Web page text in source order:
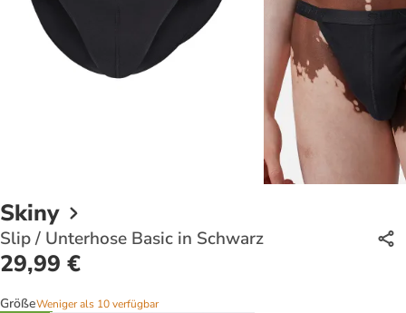
Skiny
Slip / Unterhose Basic in Schwarz
29,99 €
GrößeWeniger als 10 verfügbar